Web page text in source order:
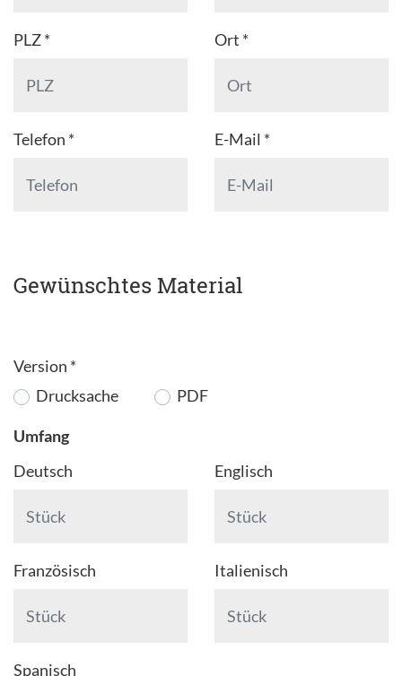
PLZ* Ort *
Telefon * E-Mail *
Gewünschtes Material
Version *
Drucksache
PDF
Umfang
Deutsch
Englisch
Französisch Italienisch
Spanisch